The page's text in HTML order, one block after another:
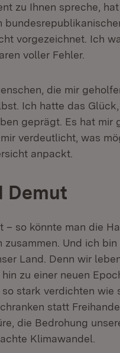
zu Ihnen spreche,
vorgezeichnet. Ich
voller Fehler.
die mir
Ich hatte das
geprägt. Es hat
verdeutlicht, was
anpackt.
Demut
– so könnte man die
zusammen. Und ich
Land. Denn wir
zu einer neuen
so stark verdichten
statt
die Bedrohung
Klimawandel.